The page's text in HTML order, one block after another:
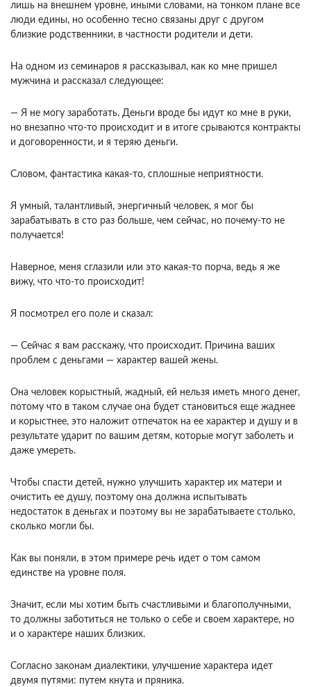
лишь на внешнем уровне, иными словами, на тонком плане все
люди едины, но особенно тесно связаны друг с другом
близкие родственники, в частности родители и дети.
На одном из семинаров я рассказывал, как ко мне пришел
мужчина и рассказал следующее:
— Я не могу заработать. Деньги вроде бы идут ко мне в руки,
но внезапно что-то происходит и в итоге срываются контракты
и договоренности, и я теряю деньги.
Словом, фантастика какая-то, сплошные неприятности.
Я умный, талантливый, энергичный человек, я мог бы
зарабатывать в сто раз больше, чем сейчас, но почему-то не
получается!
Наверное, меня сглазили или это какая-то порча, ведь я же
вижу, что что-то происходит!
Я посмотрел его поле и сказал:
— Сейчас я вам расскажу, что происходит. Причина ваших
проблем с деньгами — характер вашей жены.
Она человек корыстный, жадный, ей нельзя иметь много денег,
потому что в таком случае она будет становиться еще жаднее
и корыстнее, это наложит отпечаток на ее характер и душу и в
результате ударит по вашим детям, которые могут заболеть и
даже умереть.
Чтобы спасти детей, нужно улучшить характер их матери и
очистить ее душу, поэтому она должна испытывать
недостаток в деньгах и поэтому вы не зарабатываете столько,
сколько могли бы.
Как вы поняли, в этом примере речь идет о том самом
единстве на уровне поля.
Значит, если мы хотим быть счастливыми и благополучными,
то должны заботиться не только о себе и своем характере, но
и о характере наших близких.
Согласно законам диалектики, улучшение характера идет
двумя путями: путем кнута и пряника.